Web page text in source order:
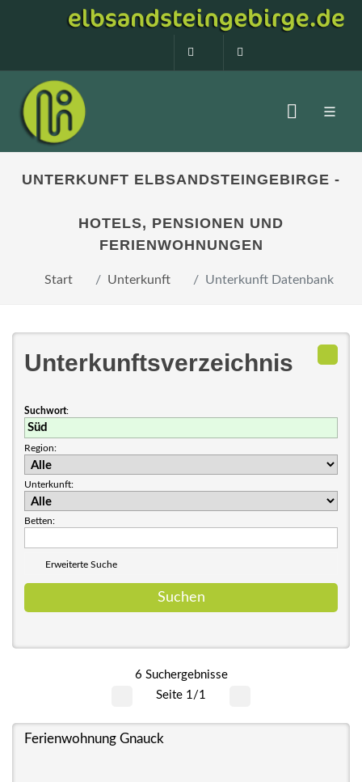
0160 99873408
UNTERKUNFT ELBSANDSTEINGEBIRGE -
HOTELS, PENSIONEN UND
FERIENWOHNUNGEN
Start Unterkunft Unterkunft Datenbank
Unterkunftsverzeichnis
Suchwort:
Region:
Unterkunft:
Betten:
Erweiterte Suche
6 Suchergebnisse
Seite 1/1
Ferienwohnung Gnauck